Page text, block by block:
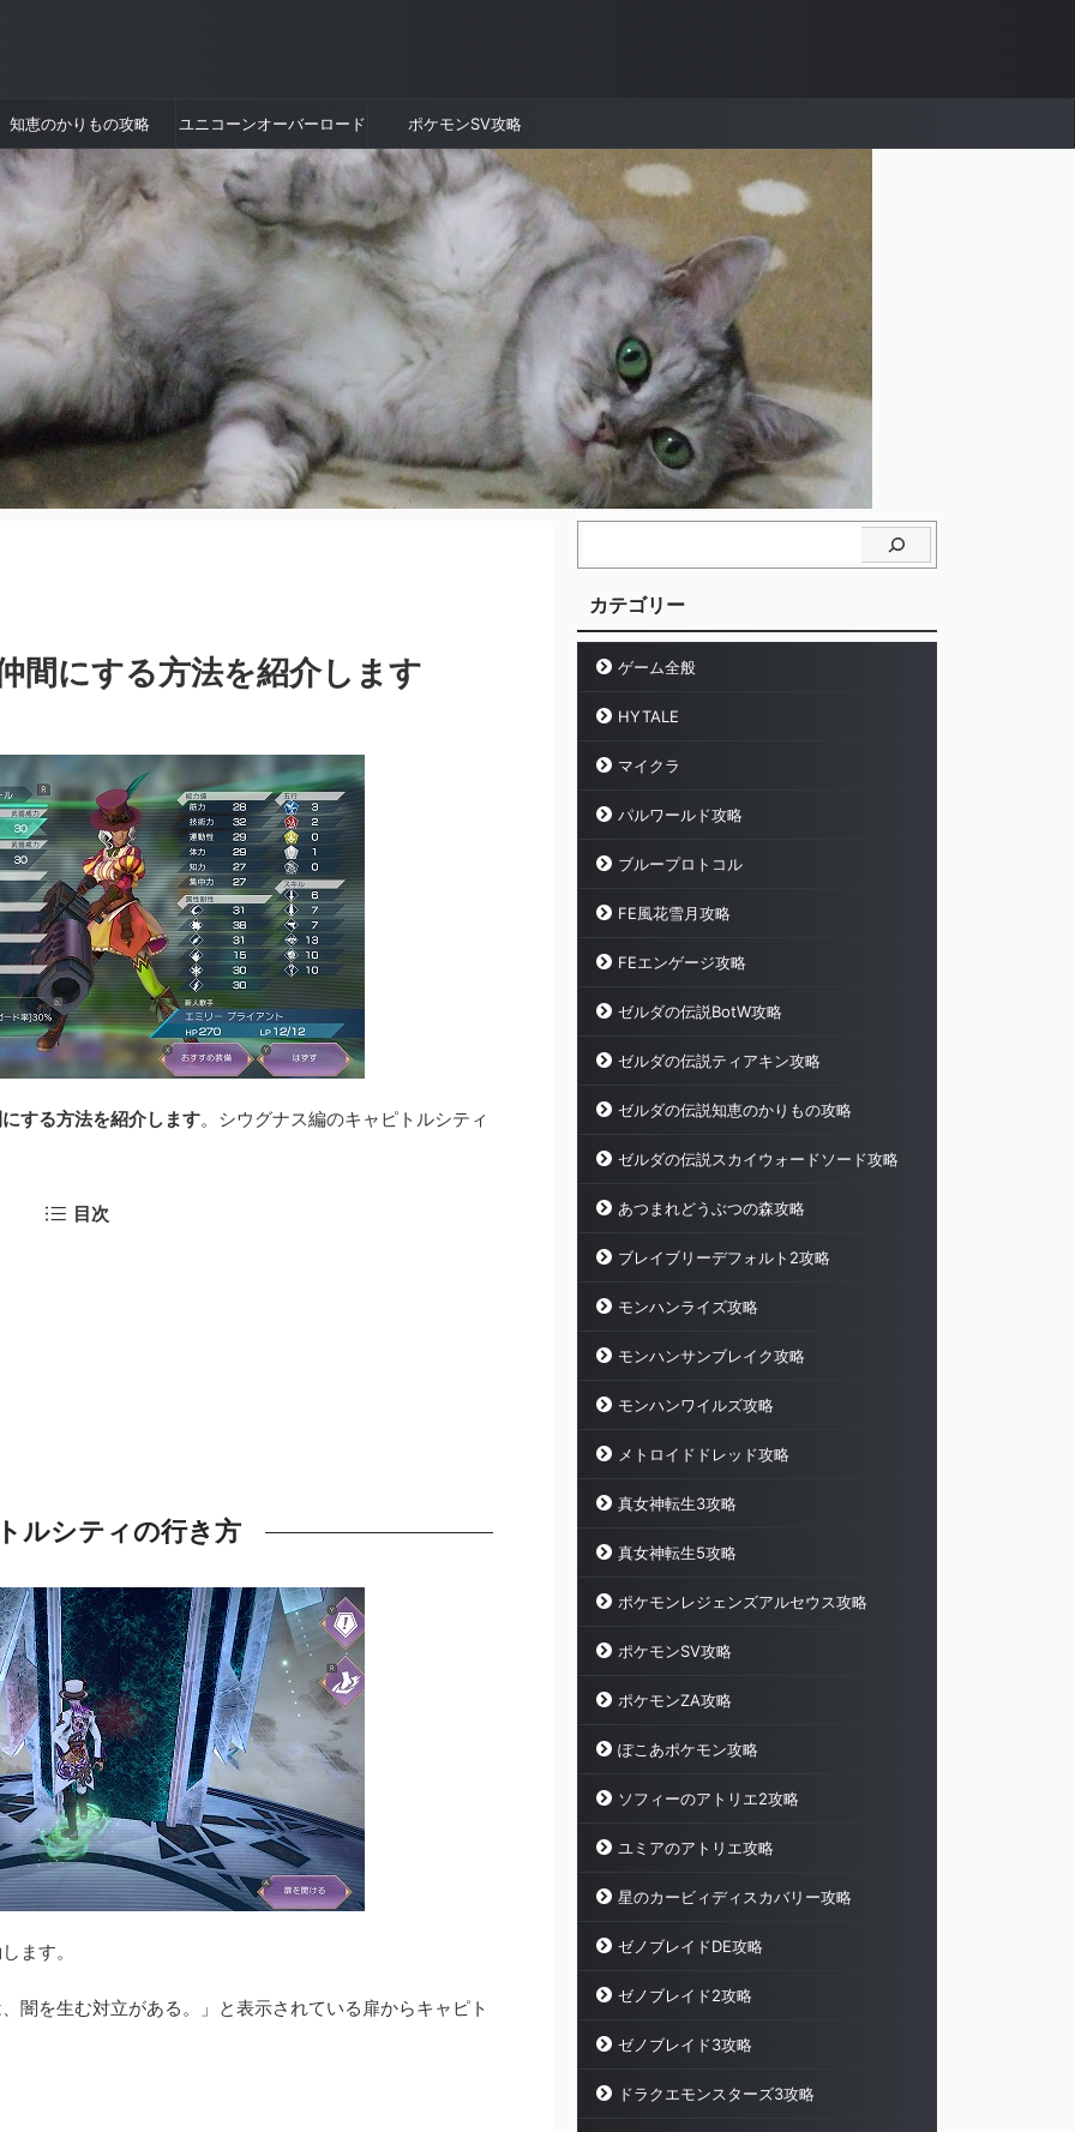
知恵のかりもの攻略 ユニコーンオーバーロード ポケモンSV攻略
間にする方法を紹介します
する方法を紹介します。シウグナス編のキャピトルシティ
目次
ルシティの行き方
ます。
闇を生む対立がある。」と表示されている扉からキャピト
カテゴリー
ゲーム全般
HYTALE
マイクラ
パルワールド攻略
ブループロトコル
FE風花雪月攻略
FEエンゲージ攻略
ゼルダの伝説BotW攻略
ゼルダの伝説ティアキン攻略
ゼルダの伝説知恵のかりもの攻略
ゼルダの伝説スカイウォードソード攻略
あつまれどうぶつの森攻略
ブレイブリーデフォルト2攻略
モンハンライズ攻略
モンハンサンブレイク攻略
モンハンワイルズ攻略
メトロイドドレッド攻略
真女神転生3攻略
真女神転生5攻略
ポケモンレジェンズアルセウス攻略
ポケモンSV攻略
ポケモンZA攻略
ぽこあポケモン攻略
ソフィーのアトリエ2攻略
ユミアのアトリエ攻略
星のカービィディスカバリー攻略
ゼノブレイドDE攻略
ゼノブレイド2攻略
ゼノブレイド3攻略
ドラクエモンスターズ3攻略